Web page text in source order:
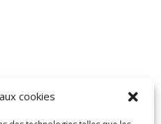
cookies